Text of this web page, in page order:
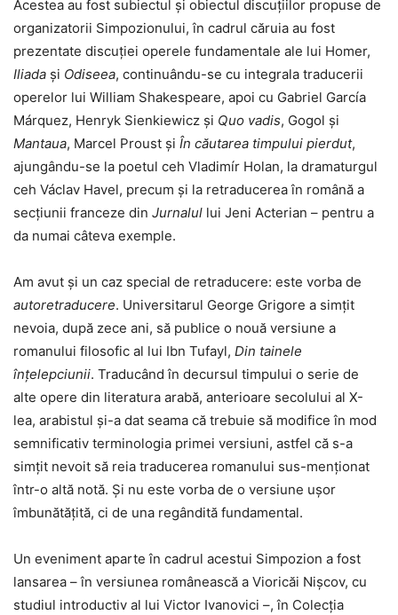
Acestea au fost subiectul și obiectul discuțiilor propuse de
organizatorii Simpozionului, în cadrul căruia au fost
prezentate discuției operele fundamentale ale lui Homer,
Iliada și Odiseea, continuându-se cu integrala traducerii
operelor lui William Shakespeare, apoi cu Gabriel García
Márquez, Henryk Sienkiewicz și Quo vadis, Gogol și
Mantaua, Marcel Proust și În căutarea timpului pierdut,
ajungându-se la poetul ceh Vladimír Holan, la dramaturgul
ceh Václav Havel, precum și la retraducerea în română a
secțiunii franceze din Jurnalul lui Jeni Acterian – pentru a
da numai câteva exemple.
Am avut și un caz special de retraducere: este vorba de
autoretraducere. Universitarul George Grigore a simțit
nevoia, după zece ani, să publice o nouă versiune a
romanului filosofic al lui Ibn Tufayl, Din tainele
înțelepciunii. Traducând în decursul timpului o serie de
alte opere din literatura arabă, anterioare secolului al X-
lea, arabistul și-a dat seama că trebuie să modifice în mod
semnificativ terminologia primei versiuni, astfel că s-a
simțit nevoit să reia traducerea romanului sus-menționat
într-o altă notă. Și nu este vorba de o versiune ușor
îmbunătățită, ci de una regândită fundamental.
Un eveniment aparte în cadrul acestui Simpozion a fost
lansarea – în versiunea românească a Vioricăi Nișcov, cu
studiul introductiv al lui Victor Ivanovici –, în Colecția